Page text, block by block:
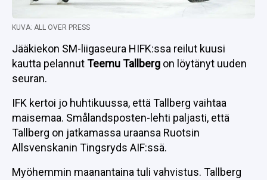
KUVA: ALL OVER PRESS
Jääkiekon SM-liigaseura HIFK:ssa reilut kuusi
kautta pelannutTeemu Tallberg on löytänyt uuden
seuran.
IFK kertoi jo huhtikuussa, että Tallberg vaihtaa
maisemaa. Smålandsposten-lehti paljasti, että
Tallberg on jatkamassa uraansa Ruotsin
Allsvenskanin Tingsryds AIF:ssä.
Myöhemmin maanantaina tuli vahvistus. Tallberg